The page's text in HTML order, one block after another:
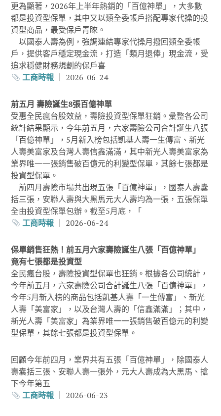
更為顯著，2026年上半年熱銷的「百億神單」，大多數
都是投資型保單，其中又以類全委帳戶搭配專家代操的投
資型商品，最受保戶青睞。
以國泰人壽為例，強調連結專家代操月撥回類全委帳
戶，提供客戶穩定現金流，打造「類月退俸」現金流，受
追求穩健財務規劃的保戶喜
工商時報｜ 2026-06-24
前五月 壽險誕生8張百億神單
受惠全民瘋台股效益，壽險投資型保單狂銷。彙整各公司
統計結果顯示，今年前五月，六家壽險公司合計誕生八張
「百億神單」，5月新入榜包括凱基人壽一生傳富、新光
人壽美富家及台灣人壽信鑫滿滿，其中新光人壽美富家為
業界唯一一張銷售破百億元的利變型保單，其餘七張都是
投資型保單。
前四月壽險市場共出現五張「百億神單」，國泰人壽囊
括三張，安聯人壽與大黑馬元大人壽均為一張，五張保單
全由投資型保單包辦。截至5月底，「
工商時報｜ 2026-06-24
保單銷售狂熱！前五月六家壽險誕生八張「百億神單」
竟有七張都是投資型
全民瘋台股，壽險投資型保單也狂銷。根據各公司統計，
今年前五月，六家壽險公司合計誕生八張「百億神單」，
今年5月新入榜的商品包括凱基人壽「一生傳富」、新光
人壽「美富家」，以及台灣人壽的「信鑫滿滿」；其中，
新光人壽「美富家」為業界唯一一張銷售破百億元的利變
型保單，其餘七張都是投資型保單。
回顧今年前四月，業界共有五張「百億神單」，除國泰人
壽囊括三張、安聯人壽一張外，元大人壽成為大黑馬、搶
下今年第五
工商時報｜ 2026-06-23